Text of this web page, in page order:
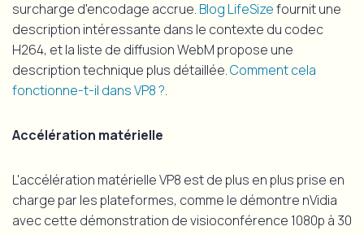
surcharge d'encodage accrue. Blog LifeSizefournit une
description intéressante dans le contexte du codec
H264, et la liste de diffusion WebM propose une
description technique plus détaillée.Comment cela
fonctionne-t-il dans VP8 ?.
Accélération matérielle
L'accélération matérielle VP8 est de plus en plus prise en
charge par les plateformes, comme le démontre nVidia
avec cette démonstration de visioconférence 1080p à 30